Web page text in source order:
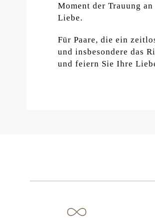
Moment der Trauung
Liebe.
Für Paare, die ein
und insbesondere das
und feiern Sie Ihre